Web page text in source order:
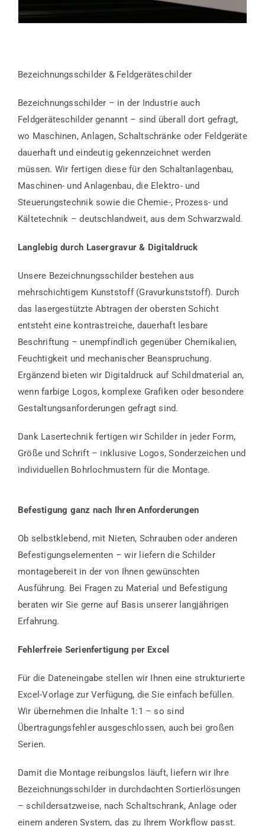
Bezeichnungsschilder & Feldgeräteschilder
Bezeichnungsschilder – in der Industrie auch
Feldgeräteschilder genannt – sind überall dort gefragt,
wo Maschinen, Anlagen, Schaltschränke oder Feldgeräte
dauerhaft und eindeutig gekennzeichnet werden
müssen. Wir fertigen diese für den Schaltanlagenbau,
Maschinen- und Anlagenbau, die Elektro- und
Steuerungstechnik sowie die Chemie-, Prozess- und
Kältetechnik – deutschlandweit, aus dem Schwarzwald.
Langlebig durch Lasergravur & Digitaldruck
Unsere Bezeichnungsschilder bestehen aus
mehrschichtigem Kunststoff (Gravurkunststoff). Durch
das lasergestützte Abtragen der obersten Schicht
entsteht eine kontrastreiche, dauerhaft lesbare
Beschriftung – unempfindlich gegenüber Chemikalien,
Feuchtigkeit und mechanischer Beanspruchung.
Ergänzend bieten wir Digitaldruck auf Schildmaterial an,
wenn farbige Logos, komplexe Grafiken oder besondere
Gestaltungsanforderungen gefragt sind.
Dank Lasertechnik fertigen wir Schilder in jeder Form,
Größe und Schrift – inklusive Logos, Sonderzeichen und
individuellen Bohrlochmustern für die Montage.
Befestigung ganz nach Ihren Anforderungen
Ob selbstklebend, mit Nieten, Schrauben oder anderen
Befestigungselementen – wir liefern die Schilder
montagebereit in der von Ihnen gewünschten
Ausführung. Bei Fragen zu Material und Befestigung
beraten wir Sie gerne auf Basis unserer langjährigen
Erfahrung.
Fehlerfreie Serienfertigung per Excel
Für die Dateneingabe stellen wir Ihnen eine strukturierte
Excel-Vorlage zur Verfügung, die Sie einfach befüllen.
Wir übernehmen die Inhalte 1:1 – so sind
Übertragungsfehler ausgeschlossen, auch bei großen
Serien.
Damit die Montage reibungslos läuft, liefern wir Ihre
Bezeichnungsschilder in durchdachten Sortierlösungen
– schilder­satzweise, nach Schaltschrank, Anlage oder
einem anderen System, das zu Ihrem Workflow passt.